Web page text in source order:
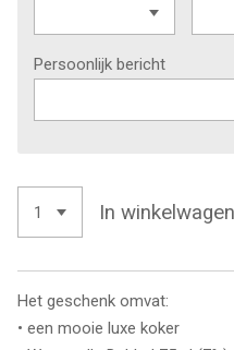
Persoonlijk bericht
In winkelwagen
Het geschenk omvat:
• een mooie luxe koker